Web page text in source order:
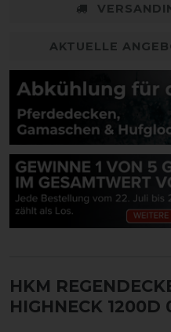
AKTUELLE
HKM
HIGHNECK 1200D